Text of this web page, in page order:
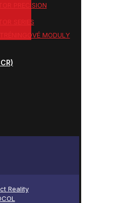
PRECISION
SERIES
MODULY
Reality